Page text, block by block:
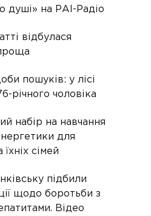
душі» на РАІ-Радіо
відбулася
пошуків: у лісі
річного чоловіка
набір на навчання
для
сімей
підбили
щодо боротьби з
Відео